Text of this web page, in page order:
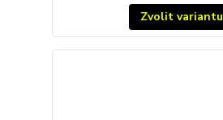
Zvolit variantu